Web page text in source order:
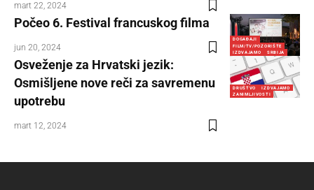
mart 22, 2024
DOGAĐAJI
FILM/TV/POZORIŠTE
IZDVAJAMO
SRBIJA
Počeo 6. Festival francuskog filma
jun 20, 2024
DRUŠTVO
IZDVAJAMO
ZANIMLJIVOSTI
Osveženje za Hrvatski jezik:
Osmišljene nove reči za savremenu
upotrebu
mart 12, 2024